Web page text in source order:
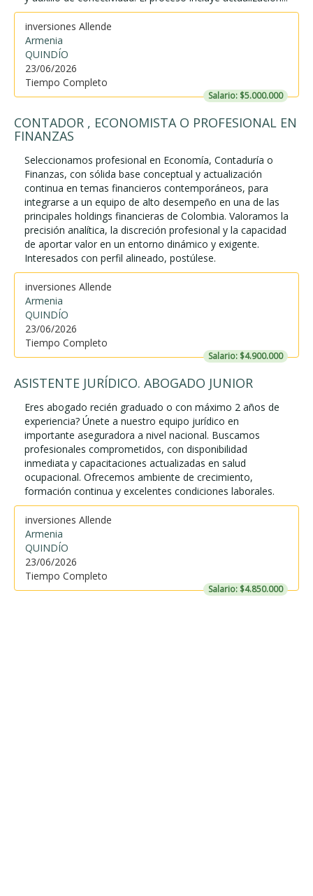
inversiones Allende
Armenia
QUINDÍO
23/06/2026
Tiempo Completo
Salario: $5.000.000
CONTADOR , ECONOMISTA O PROFESIONAL EN
FINANZAS
Seleccionamos profesional en Economía, Contaduría o
Finanzas, con sólida base conceptual y actualización
continua en temas financieros contemporáneos, para
integrarse a un equipo de alto desempeño en una de las
principales holdings financieras de Colombia. Valoramos la
precisión analítica, la discreción profesional y la capacidad
de aportar valor en un entorno dinámico y exigente.
Interesados con perfil alineado, postúlese.
inversiones Allende
Armenia
QUINDÍO
23/06/2026
Tiempo Completo
Salario: $4.900.000
ASISTENTE JURÍDICO. ABOGADO JUNIOR
Eres abogado recién graduado o con máximo 2 años de
experiencia? Únete a nuestro equipo jurídico en
importante aseguradora a nivel nacional. Buscamos
profesionales comprometidos, con disponibilidad
inmediata y capacitaciones actualizadas en salud
ocupacional. Ofrecemos ambiente de crecimiento,
formación continua y excelentes condiciones laborales.
inversiones Allende
Armenia
QUINDÍO
23/06/2026
Tiempo Completo
Salario: $4.850.000